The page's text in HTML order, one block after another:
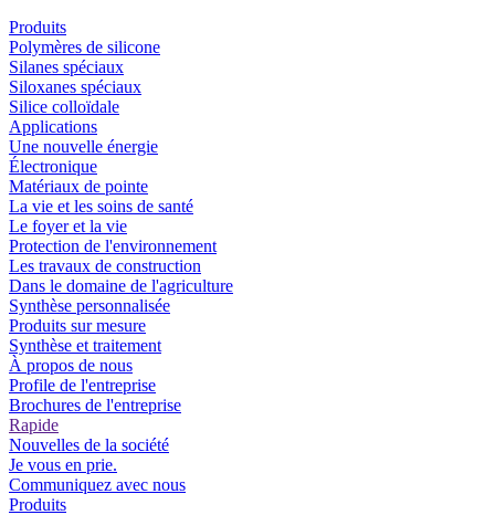
Produits
Polymères de silicone
Silanes spéciaux
Siloxanes spéciaux
Silice colloïdale
Applications
Une nouvelle énergie
Électronique
Matériaux de pointe
La vie et les soins de santé
Le foyer et la vie
Protection de l'environnement
Les travaux de construction
Dans le domaine de l'agriculture
Synthèse personnalisée
Produits sur mesure
Synthèse et traitement
À propos de nous
Profile de l'entreprise
Brochures de l'entreprise
Rapide
Nouvelles de la société
Je vous en prie.
Communiquez avec nous
Produits